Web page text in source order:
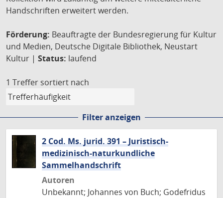
Handschriften erweitert werden.
Förderung: Beauftragte der Bundesregierung für Kultur
und Medien, Deutsche Digitale Bibliothek, Neustart
Kultur | Status: laufend
1 Treffer sortiert nach
Filter anzeigen
2 Cod. Ms. jurid. 391 – Juristisch-
medizinisch-naturkundliche
Sammelhandschrift
Autoren
Unbekannt; Johannes von Buch; Godefridus